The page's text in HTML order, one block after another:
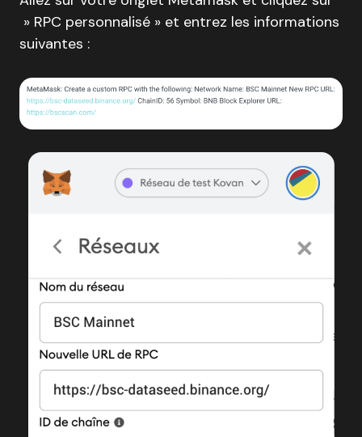
» RPC personnalisé » et entrez les informations
suivantes :